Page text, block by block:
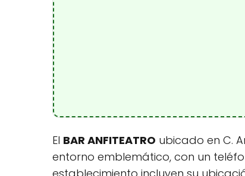
El BAR ANFITEATRO ubicado en C.
entorno emblemático, con un